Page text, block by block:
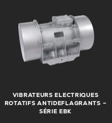
VIBRATEURS ELECTRIQUES
ROTATIFS ANTIDEFLAGRANTS –
SÉRIE EBK